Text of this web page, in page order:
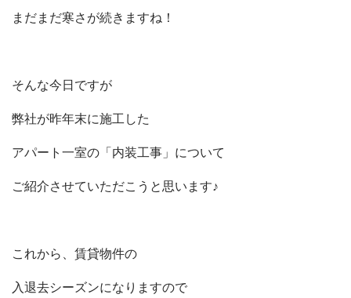
まだまだ寒さが続きますね！
そんな今日ですが
弊社が昨年末に施工した
アパート一室の「内装工事」について
ご紹介させていただこうと思います♪
これから、賃貸物件の
入退去シーズンになりますので